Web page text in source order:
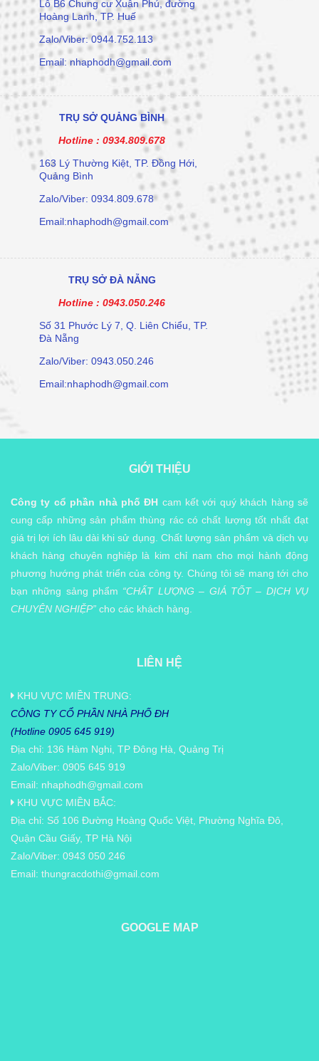
Lô B6 Chung cư Xuân Phú, đường
Hoàng Lanh, TP. Huế
Zalo/Viber: 0944.752.113
Email: nhaphodh@gmail.com
TRỤ SỞ QUẢNG BÌNH
Hotline : 0934.809.678
163 Lý Thường Kiệt, TP. Đồng Hới,
Quảng Bình
Zalo/Viber: 0934.809.678
Email:nhaphodh@gmail.com
TRỤ SỞ ĐÀ NẴNG
Hotline : 0943.050.246
Số 31 Phước Lý 7, Q. Liên Chiểu, TP.
Đà Nẵng
Zalo/Viber: 0943.050.246
Email:nhaphodh@gmail.com
GIỚI THIỆU
Công ty cổ phần nhà phố ĐH cam kết với quý khách hàng sẽ
cung cấp những sản phẩm thùng rác có chất lượng tốt nhất đạt
giá trị lợi ích lâu dài khi sử dụng. Chất lượng sản phẩm và dịch vụ
khách hàng chuyên nghiệp là kim chỉ nam cho mọi hành động
phương hướng phát triển của công ty. Chúng tôi sẽ mang tới cho
bạn những sảng phẩm “CHẤT LƯỢNG – GIÁ TỐT – DỊCH VỤ
CHUYÊN NGHIỆP” cho các khách hàng.
LIÊN HỆ
KHU VỰC MIỀN TRUNG:
CÔNG TY CỔ PHẦN NHÀ PHỐ ĐH
(Hotline 0905 645 919)
Địa chỉ: 136 Hàm Nghi, TP Đông Hà, Quảng Trị
Zalo/Viber: 0905 645 919
Email: nhaphodh@gmail.com
KHU VỰC MIỀN BẮC:
Địa chỉ: Số 106 Đường Hoàng Quốc Việt, Phường Nghĩa Đô,
Quận Cầu Giấy, TP Hà Nội
Zalo/Viber: 0943 050 246
Email: thungracdothi@gmail.com
GOOGLE MAP